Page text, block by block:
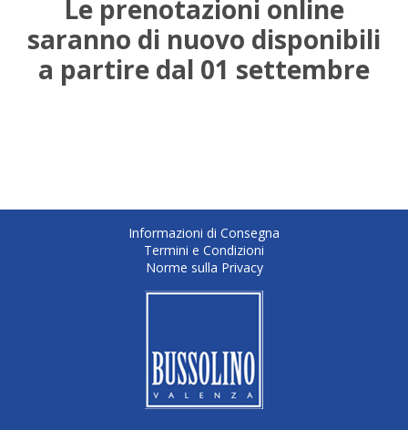
Le prenotazioni online
saranno di nuovo disponibili
a partire dal 01 settembre
Informazioni di Consegna
Termini e Condizioni
Norme sulla Privacy